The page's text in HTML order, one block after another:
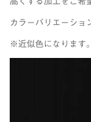
カラーバリエーショ
※近似色になります。